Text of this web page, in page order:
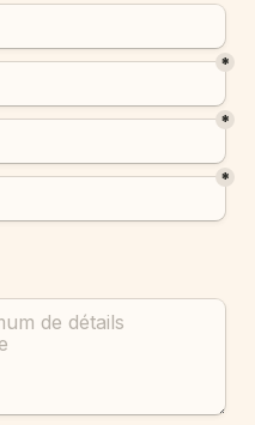
*
*
*